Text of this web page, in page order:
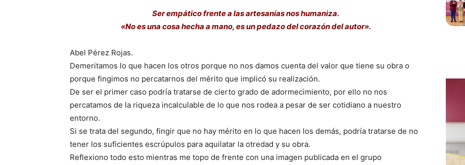
Ser empático frente a las artesanías nos humaniza.
«No es una cosa hecha a mano, es un pedazo del corazón del autor».
Abel Pérez Rojas.
Demeritamos lo que hacen los otros porque no nos damos cuenta del valor que tiene su obra o
porque fingimos no percatarnos del mérito que implicó su realización.
De ser el primer caso podría tratarse de cierto grado de adormecimiento, por ello no nos
percatamos de la riqueza incalculable de lo que nos rodea a pesar de ser cotidiano a nuestro
entorno.
Si se trata del segundo, fingir que no hay mérito en lo que hacen los demás, podría tratarse de no
tener los suficientes escrúpulos para aquilatar la otredad y su obra.
Reflexiono todo esto mientras me topo de frente con una imagen publicada en el grupo